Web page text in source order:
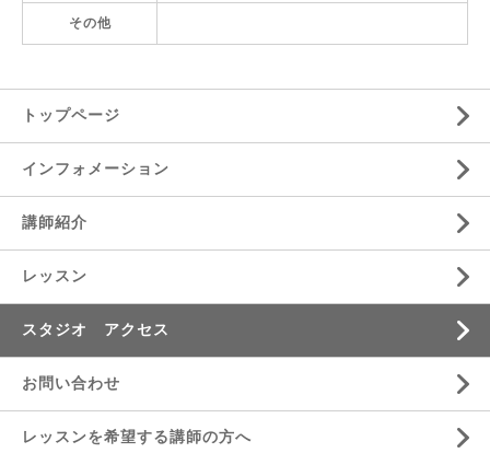
その他
トップページ
インフォメーション
講師紹介
レッスン
スタジオ アクセス
お問い合わせ
レッスンを希望する講師の方へ